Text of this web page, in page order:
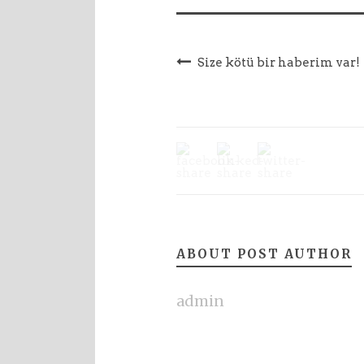
Size kötü bir haberim var!
ABOUT POST AUTHOR
admin